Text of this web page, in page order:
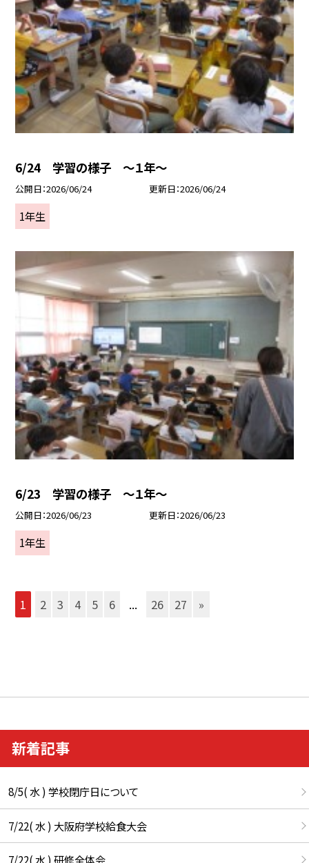
6/24 学習の様子 ～１年～
公開日 2026/06/24 更新日 2026/06/24
1年生
6/23 学習の様子 ～１年～
公開日 2026/06/23 更新日 2026/06/23
1年生
1 2 3 4 5 6 ... 26 27 »
新着記事
8/5( 水 ) 学校閉庁日について
7/22( 水 ) 大阪府学校給食大会
7/22( 水 ) 研修全体会